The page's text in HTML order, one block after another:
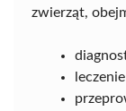
zwierząt,